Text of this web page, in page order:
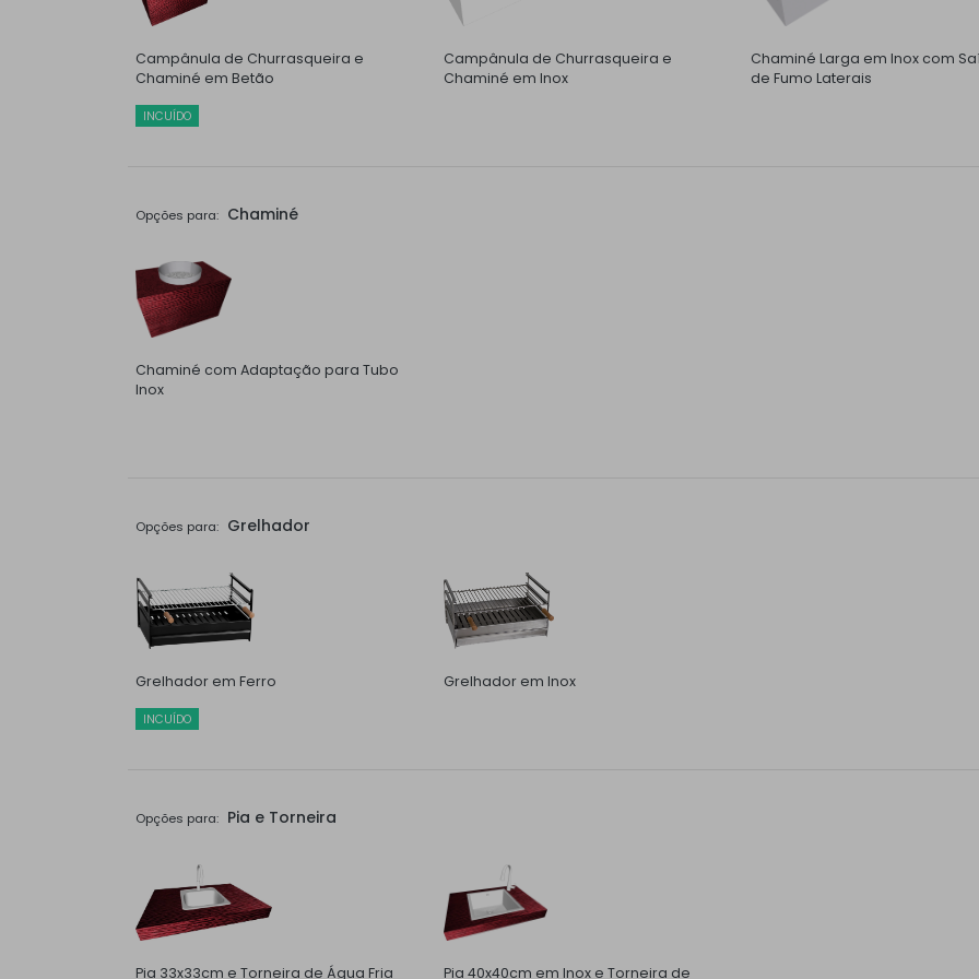
Campânula de Churrasqueira e
Chaminé em Betão
INCUÍDO
Campânula de Churrasqueira e
Chaminé em Inox
Chaminé Larga em Inox com
de Fumo Laterais
Opções para: Chaminé
Chaminé com Adaptação para Tubo
Inox
Opções para: Grelhador
Grelhador em Ferro
INCUÍDO
Grelhador em Inox
Opções para: Pia e Torneira
Pia 33x33cm e Torneira de Água Fria Pia 40x40cm em Inox e Torneira de